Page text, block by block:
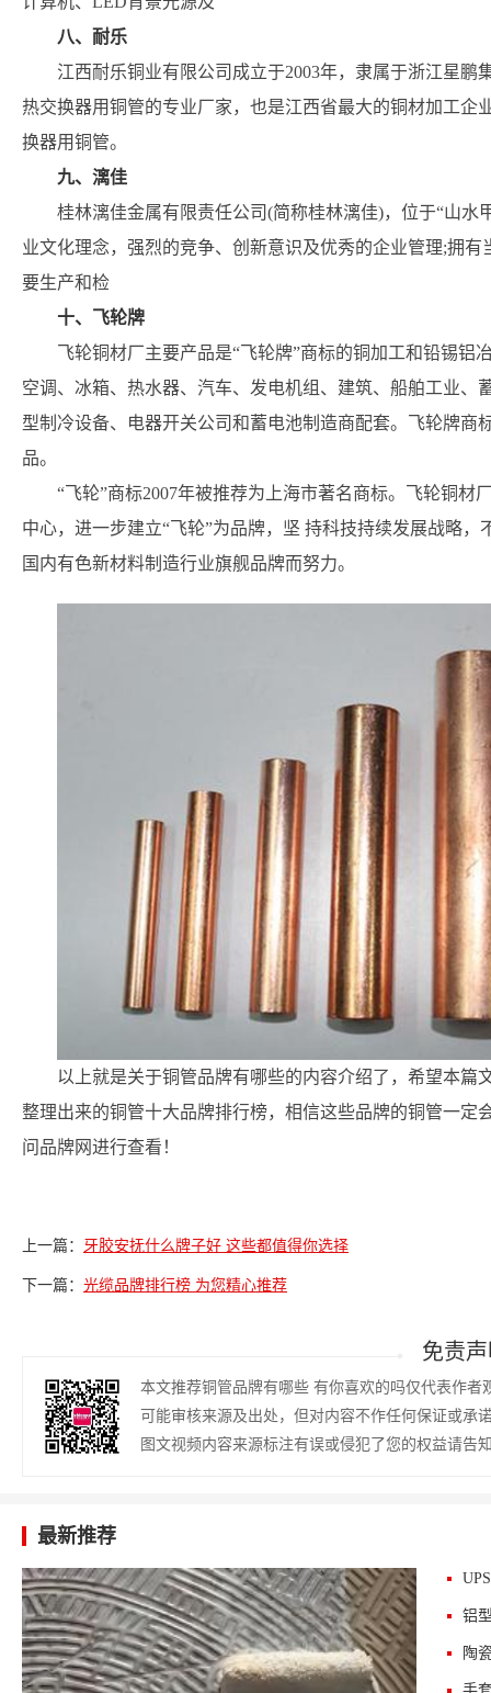
八、耐乐
江西耐乐铜业有限公司成立于2003年，隶属于浙江星
热交换器用铜管的专业厂家，也是江西省最大的铜材加工
换器用铜管。
九、漓佳
桂林漓佳金属有限责任公司(简称桂林漓佳)，位于“山
业文化理念，强烈的竞争、创新意识及优秀的企业管理;拥
要生产和检
十、飞轮牌
飞轮铜材厂主要产品是“飞轮牌”商标的铜加工和铅锡
空调、冰箱、热水器、汽车、发电机组、建筑、船舶工业
型制冷设备、电器开关公司和蓄电池制造商配套。飞轮牌商
品。
“飞轮”商标2007年被推荐为上海市著名商标。飞轮铜
中心，进一步建立“飞轮”为品牌，坚 持科技持续发展战略
国内有色新材料制造行业旗舰品牌而努力。
以上就是关于铜管品牌有哪些的内容介绍了，希望本
整理出来的铜管十大品牌排行榜，相信这些品牌的铜管一
问品牌网进行查看！
上一篇： 牙胶安抚什么牌子好 这些都值得你选择
下一篇： 光缆品牌排行榜 为您精心推荐
免责
本文推荐铜管品牌有哪些 有你喜欢的吗仅代表作
可能审核来源及出处，但对内容不作任何保证或承
图文视频内容来源标注有误或侵犯了您的权益请告
最新推荐
铝
陶